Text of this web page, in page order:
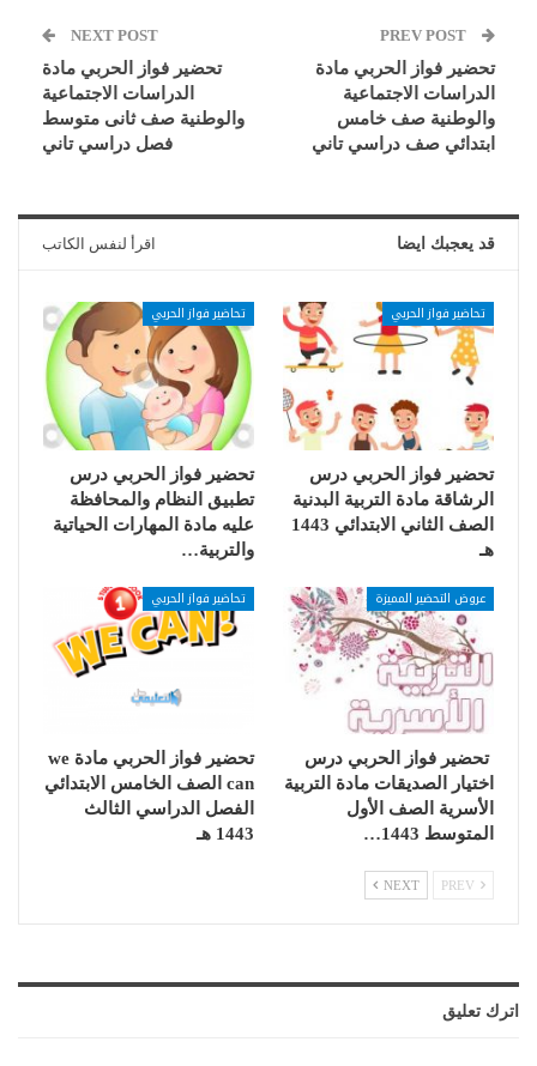
تحضير فواز الحربي مادة
الدراسات الاجتماعية
والوطنية صف خامس
ابتدائي صف دراسي تاني
NEXT POST
تحضير فواز الحربي مادة
الدراسات الاجتماعية
والوطنية صف ثانى متوسط
فصل دراسي تاني
قد يعجبك ايضا اقرأ لنفس الكاتب
تحاضير فواز الحربي
تحضير فواز الحربي درس
الرشاقة مادة التربية البدنية
الصف الثاني الابتدائي 1443
هـ
تحاضير فواز الحربي
تحضير فواز الحربي درس
تطبيق النظام والمحافظة
عليه مادة المهارات الحياتية
والتربية…
عروض التحضير المميزة
تحضير فواز الحربي درس
اختيار الصديقات مادة التربية
الأسرية الصف الأول
المتوسط 1443…
تحاضير فواز الحربي
تحضير فواز الحربي مادة we
can الصف الخامس الابتدائي
الفصل الدراسي الثالث
1443 هـ
NEXT
اترك تعليق